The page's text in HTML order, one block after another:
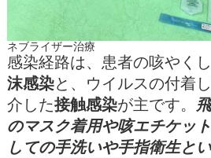
ネブライザー治療
感染経路は、患者の咳やく
沫感染と、ウイルスの付着
介した接触感染が主です。
のマスク着用や咳エチケッ
しての手洗いや手指衛生と